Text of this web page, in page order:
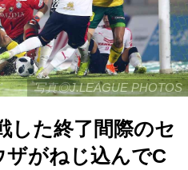
写真◎J.LEAGUE PHOTOS
した終了間際のセ
ザがねじ込んでC